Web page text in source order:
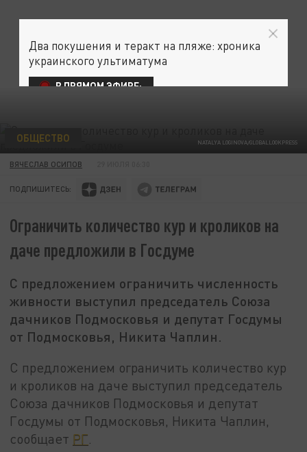
NATALYA LOGINOVA/GLOBALLOOKPRESS
ОБЩЕСТВО
ВЯЧЕСЛАВ ОСИПОВ
ПОДПИШИТЕСЬ:
Ограничить количество кур и кроликов на
даче предложили в Госдуме
С предложением ограничить численность
живности выступил председатель Союза
дачников Подмосковья и депутат Госдумы
от Подмосковья, Никита Чаплин.
С предложением ограничить количество кур
и кроликов на даче выступил председатель
Союза дачников Подмосковья и депутат
Госдумы от Подмосковья, Никита Чаплин,
сообщает РГ
Два покушения и теракт на пляже: хроника
украинского ультиматума
В ПРЯМОМ ЭФИРЕ: